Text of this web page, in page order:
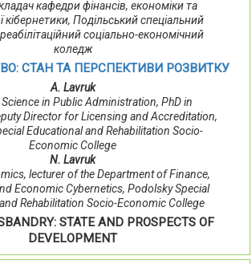
кафедри фінансів, економіки та
кібернетики, Подільський спеціальний
соціально-економічний
коледж
СТАН ТА ПЕРСПЕКТИВИ РОЗВИТКУ
A. Lavruk
in Public Administration, PhD in
Director for Licensing and Accreditation,
Educational and Rehabilitation Socio-
Economic College
N. Lavruk
lecturer of the Department of Finance,
Economic Cybernetics, Podolsky Special
Rehabilitation Socio-Economic College
STATE AND PROSPECTS OF
DEVELOPMENT